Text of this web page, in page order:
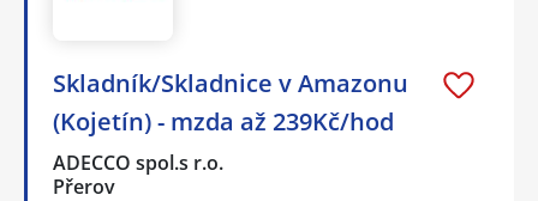
Skladník/Skladnice v Amazonu
(Kojetín) - mzda až 239Kč/hod
ADECCO spol.s r.o.
Přerov